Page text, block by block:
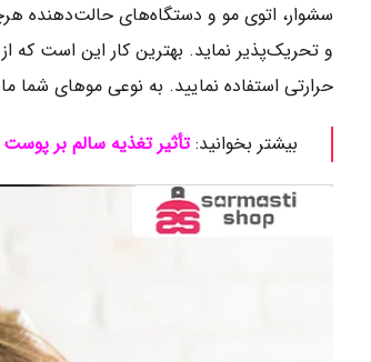
سشوار، اتوی مو و دستگاه‌های حالت‌دهنده
و تحریک‌پذیر نماید. بهترین کار این است که
حرارتی استفاده نمایید. به نوعی موهای شما
بیشتر بخوانید:تأثیر تغذیه سالم بر